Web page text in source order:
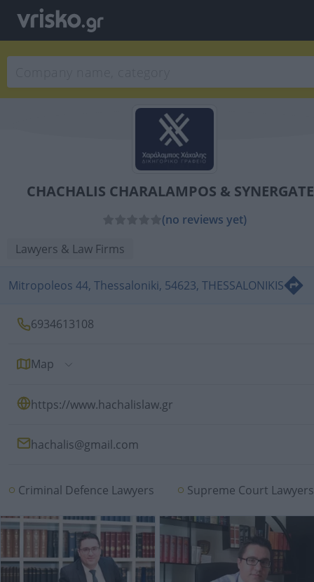
CHACHALIS CHARALAMPOS &
(no reviews yet)
Lawyers & Law Firms
Mitropoleos 44, Thessaloniki, 54623, THESSALONIKIS
6934613108
Map
https://www.hachalislaw.gr
hachalis@gmail.com
Criminal Defence Lawyers Supreme Court Lawyers